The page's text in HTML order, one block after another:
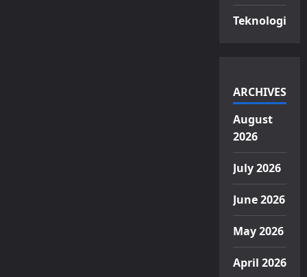
Teknologi
ARCHIVES
August
2026
July 2026
June 2026
May 2026
April 2026